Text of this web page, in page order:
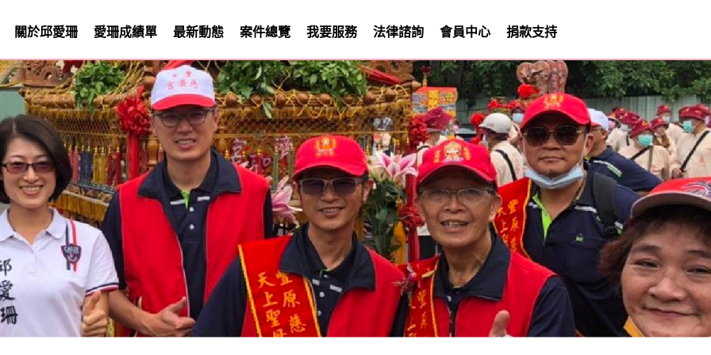
關於邱愛珊 愛珊成績單 最新動態 案件總覽 我要服務 法律諮詢 會員中心 捐款支持